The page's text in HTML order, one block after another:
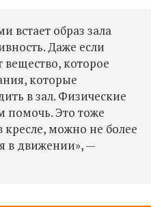
встает образ зала
Даже если
которое
которые
в зал. Физические
помочь. Это тоже
кресле, можно не более
в движении», —